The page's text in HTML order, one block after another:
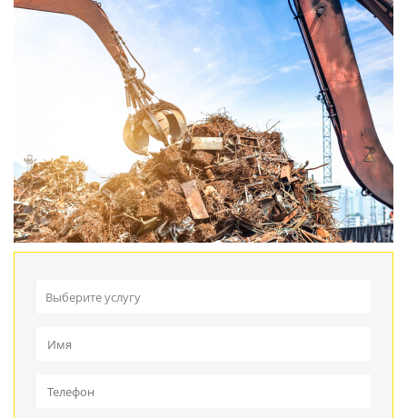
Выберите услугу
Прием кабеля